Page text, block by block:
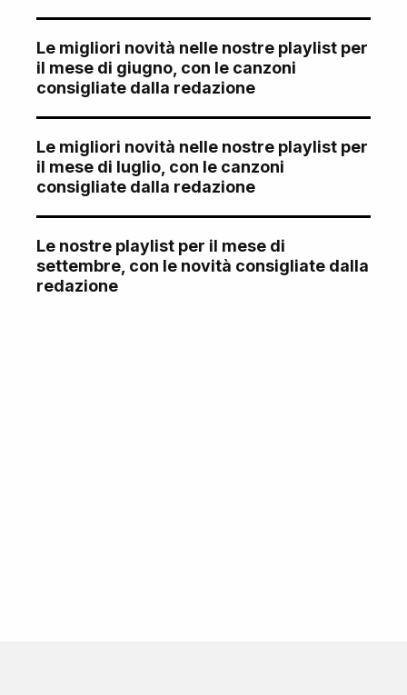
Le migliori novità nelle nostre playlist per
il mese di giugno, con le canzoni
consigliate dalla redazione
Le migliori novità nelle nostre playlist per
il mese di luglio, con le canzoni
consigliate dalla redazione
Le nostre playlist per il mese di
settembre, con le novità consigliate dalla
redazione